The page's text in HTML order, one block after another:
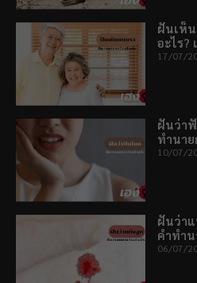
ฝันเห็
อะไร?
17/07/
ฝันว่า
ทำนา
10/07/
ฝันว่าแ
คำทำน
06/07/